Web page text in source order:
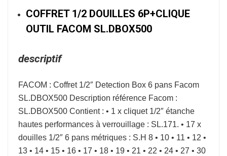
COFFRET 1/2 DOUILLES 6P+CLIQUE
OUTIL FACOM SL.DBOX500
descriptif
FACOM : Coffret 1/2″ Detection Box 6 pans Facom
SL.DBOX500 Description référence Facom :
SL.DBOX500 Contient : • 1 x cliquet 1/2″ étanche
hautes performances à verrouillage : SL.171. • 17 x
douilles 1/2″ 6 pans métriques : S.H 8 • 10 • 11 • 12 •
13 • 14 • 15 • 16 • 17 • 18 • 19 • 21 • 22 • 24 • 27 • 30